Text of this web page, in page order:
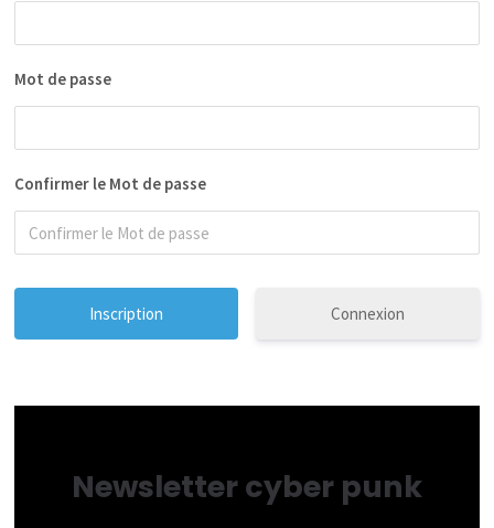
Mot de passe
Confirmer le Mot de passe
Connexion
Newsletter cyber punk